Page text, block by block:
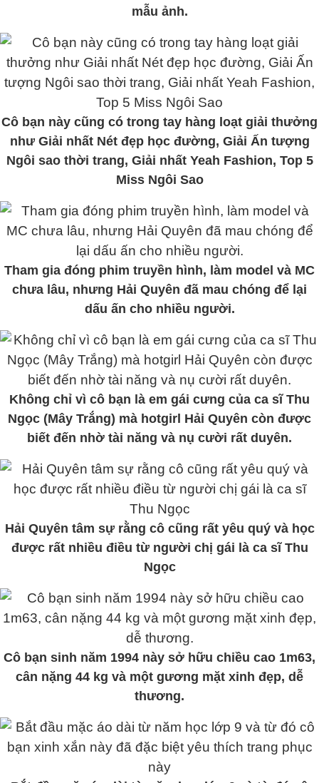
mẫu ảnh.
Cô bạn này cũng có trong tay hàng loạt giải thưởng
như Giải nhất Nét đẹp học đường, Giải Ấn tượng
Ngôi sao thời trang, Giải nhất Yeah Fashion, Top 5
Miss Ngôi Sao
Tham gia đóng phim truyền hình, làm model và MC
chưa lâu, nhưng Hải Quyên đã mau chóng để lại
dấu ấn cho nhiều người.
Không chỉ vì cô bạn là em gái cưng của ca sĩ Thu
Ngọc (Mây Trắng) mà hotgirl Hải Quyên còn được
biết đến nhờ tài năng và nụ cười rất duyên.
Hải Quyên tâm sự rằng cô cũng rất yêu quý và học
được rất nhiều điều từ người chị gái là ca sĩ Thu
Ngọc
Cô bạn sinh năm 1994 này sở hữu chiều cao 1m63,
cân nặng 44 kg và một gương mặt xinh đẹp, dễ
thương.